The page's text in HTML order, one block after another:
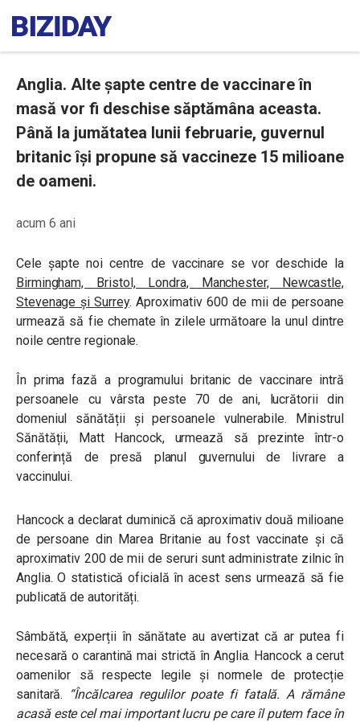
Anglia. Alte șapte centre de vaccinare în
masă vor fi deschise săptămâna aceasta.
Până la jumătatea lunii februarie, guvernul
britanic își propune să vaccineze 15 milioane
de oameni.
acum 6 ani
Cele șapte noi centre de vaccinare se vor deschide la
Birmingham, Bristol, Londra, Manchester, Newcastle,
Stevenage și Surrey. Aproximativ 600 de mii de persoane
urmează să fie chemate în zilele următoare la unul dintre
noile centre regionale.
În prima fază a programului britanic de vaccinare intră
persoanele cu vârsta peste 70 de ani, lucrătorii din
domeniul sănătății și persoanele vulnerabile. Ministrul
Sănătății, Matt Hancock, urmează să prezinte într-o
conferință de presă planul guvernului de livrare a
vaccinului.
Hancock a declarat duminică că aproximativ două milioane
de persoane din Marea Britanie au fost vaccinate și că
aproximativ 200 de mii de seruri sunt administrate zilnic în
Anglia. O statistică oficială în acest sens urmează să fie
publicată de autorități.
Sâmbătă, experții în sănătate au avertizat că ar putea fi
necesară o carantină mai strictă în Anglia. Hancock a cerut
oamenilor să respecte legile și normele de protecție
sanitară.
“Încălcarea regulilor poate fi fatală. A rămâne
acasă este cel mai important lucru pe care îl putem face în